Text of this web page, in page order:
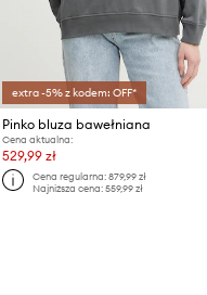
extra -5% z kodem: OFF*
Pinko bluza bawełniana
Cena aktualna:
529,99 zł
Cena regularna: 879,99 zł
Najniższa cena: 559,99 zł